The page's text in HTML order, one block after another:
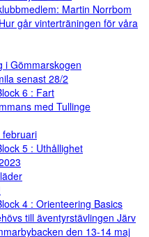
Martin Norrbom
går vinterträningen för våra
i Gömmarskogen
senast 28/2
6 : Fart
med Tullinge
februari
5 : Uthållighet
4 : Orienteering Basics
till äventyrstävlingen Järv
den 13-14 maj